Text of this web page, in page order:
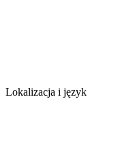
Lokalizacja i język